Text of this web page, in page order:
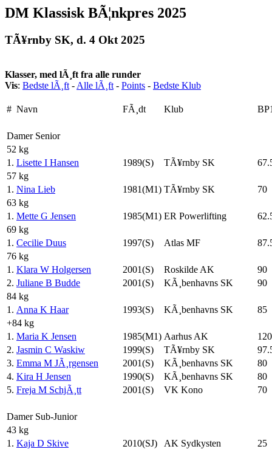
DM Klassisk BÃ¦nkpres 2025
TÃ¥rnby SK, d. 4 Okt 2025
Klasser, med lÃ¸ft fra alle runder
Vis: Bedste lÃ¸ft - Alle lÃ¸ft - Points - Bedste Klub
# Navn FÃ¸dt Klub
Damer Senior
52 kg
1. Lisette I Hansen 1989(S) TÃ¥rnby SK
57 kg
1. Nina Lieb 1981(M1) TÃ¥rnby SK
70
63 kg
1. Mette G Jensen 1985(M1) ER Powerlifting
69 kg
1. Cecilie Duus 1997(S) Atlas MF
76 kg
1. Klara W Holgersen 2001(S) Roskilde AK
90
2. Juliane B Budde 2001(S) KÃ¸benhavns SK
90
84 kg
1. Anna K Haar 1993(S) KÃ¸benhavns SK
85
+84 kg
1. Maria K Jensen 1985(M1) Aarhus AK
120
2. Jasmin C Waskiw 1999(S) TÃ¥rnby SK
3. Emma M JÃ¸rgensen 2001(S) KÃ¸benhavns SK
80
4. Kira H Jensen 1990(S) KÃ¸benhavns SK
80
5. Freja M SchjÃ¸tt 2001(S) VK Kono 70
Damer Sub-Junior
43 kg
1. Kaja D Skive 2010(SJ) AK Sydkysten
25